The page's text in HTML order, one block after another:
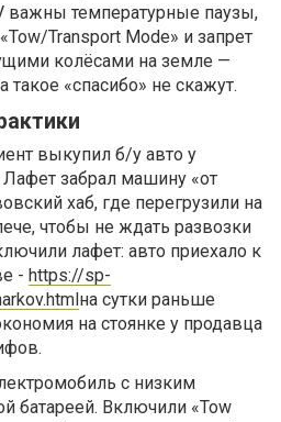
важны температурные паузы,
Transport Mode» и запрет
колёсами на земле —
такое «спасибо» не скажут.
выкупил б/у авто у
забрал машину «от
хаб, где перегрузили на
чтобы не ждать развозки
лафет: авто приехало к
- https://sp-
на сутки раньше
на стоянке у продавца
с низким
батареей. Включили «Tow